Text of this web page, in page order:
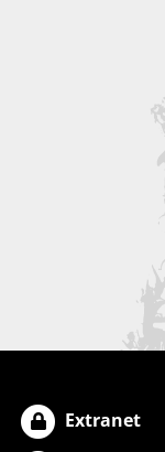
Extranet